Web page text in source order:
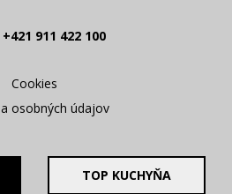
+421 911 422 100
Cookies
osobných údajov
TOP KUCHYŇA